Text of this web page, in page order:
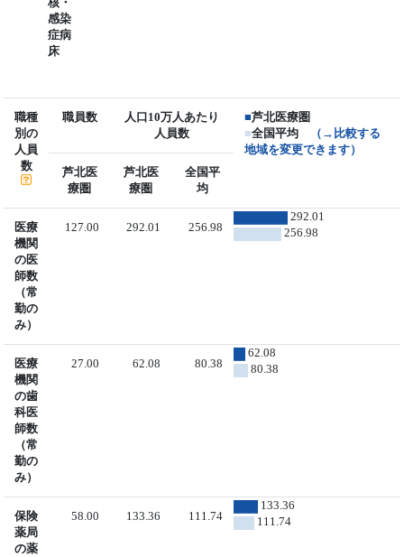
感染
症病
床
職種
別の
人員
数
職員数
人口10万人あたり
人員数
■芦北医療圏
■全国平均
（→比較する
地域を変更できます）
芦北医
療圏
芦北医
療圏
全国平
均
医療
機関
の医
師数
（常
勤の
み）
127.00 292.01 256.98
292.01
256.98
医療
機関
の歯
科医
師数
（常
勤の
み）
27.00 62.08 80.38
62.08
80.38
保険
薬局
の薬
58.00 133.36 111.74
133.36
111.74